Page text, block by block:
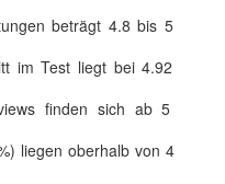
beträgt 4.8 bis 5
im Test liegt bei 4.92
finden sich ab 5
liegen oberhalb von 4